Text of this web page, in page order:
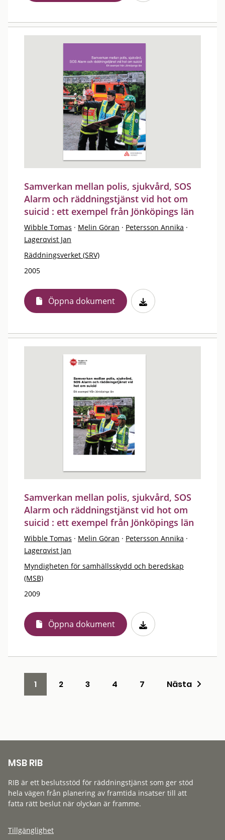
Samverkan mellan polis, sjukvård, SOS
Alarm och räddningstjänst vid hot om
suicid : ett exempel från Jönköpings län
Wibble Tomas · Melin Göran · Petersson Annika ·
Lagerqvist Jan
Räddningsverket (SRV)
2005
Öppna dokument
Samverkan mellan polis, sjukvård, SOS
Alarm och räddningstjänst vid hot om
suicid : ett exempel från Jönköpings län
Wibble Tomas · Melin Göran · Petersson Annika ·
Lagerqvist Jan
Myndigheten för samhällsskydd och beredskap
(MSB)
2009
Öppna dokument
1 2 3 4 7 Nästa
MSB RIB
RIB är ett beslutsstöd för räddningstjänst som ger stöd
hela vägen från planering av framtida insatser till att
fatta rätt beslut när olyckan är framme.
Tillgänglighet